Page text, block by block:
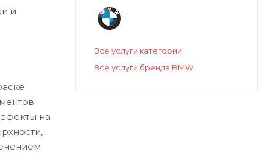
и
на
Все услуги категории
Все услуги бренда BMW